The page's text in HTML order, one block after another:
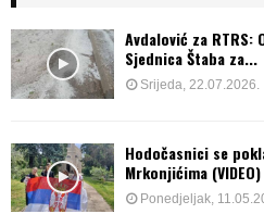
Avdalović za
Sjednica Štaba za...
Srijeda, 22.07.2026.
Hodočasnici se
Mrkonjićima (VIDEO)
Ponedjeljak,